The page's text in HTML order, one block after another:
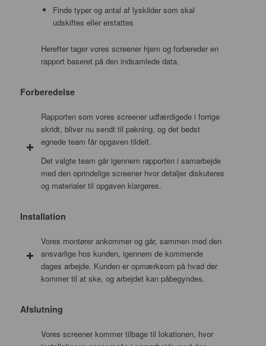
Finde typer og antal af lyskilder som skal
udskiftes eller erstattes
Herefter tager vores screener hjem og forbereder en
rapport baseret på den indsamlede data.
Forberedelse
Rapporten som vores screener udfærdigede i forrige
skridt, bliver nu sendt til pakning, og det bedst
egnede team får opgaven tildelt.
Det valgte team går igennem rapporten i samarbejde
med den oprindelige screener hvor detaljer diskuteres
og materialer til opgaven klargøres.
Installation
Vores montører ankommer og går, sammen med den
ansvarlige hos kunden, igennem de kommende
dages arbejde. Kunden er opmærksom på hvad der
kommer til at ske, og arbejdet kan påbegyndes.
Afslutning
Vores screener kommer tilbage til lokationen, hvor